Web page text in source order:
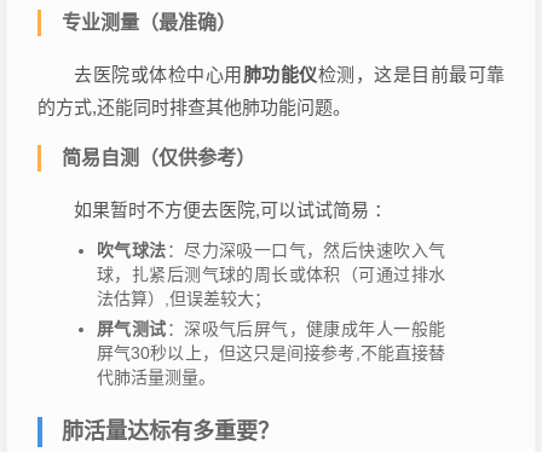
专业测量（最准确）
去医院或体检中心用 肺功能仪检测，这是目前最可靠
的方式,还能同时排查其他肺功能问题。
简易自测（仅供参考）
如果暂时不方便去医院,可以试试简易 ：
吹气球法：尽力深吸一口气，然后快速吹入气
球，扎紧后测气球的周长或体积（可通过排水
法估算）,但误差较大；
屏气测试：深吸气后屏气，健康成年人一般能
屏气30秒以上，但这只是间接参考,不能直接替
代肺活量测量。
肺活量达标有多重要？